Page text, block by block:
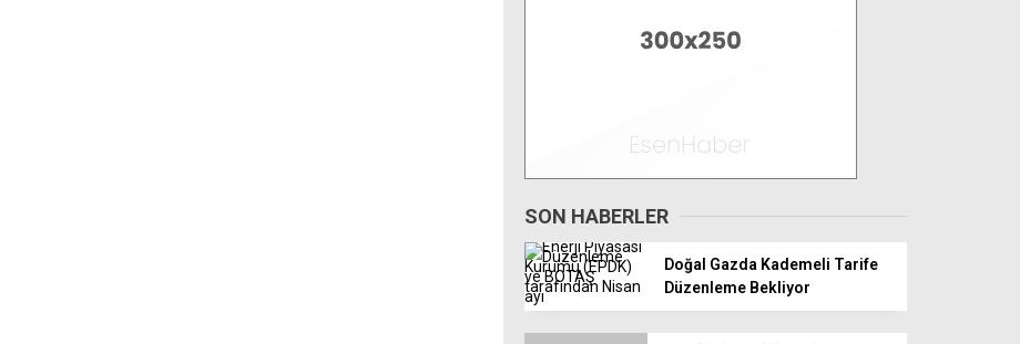
SON HABERLER
Doğal Gazda Kademeli Tarife
Düzenleme Bekliyor